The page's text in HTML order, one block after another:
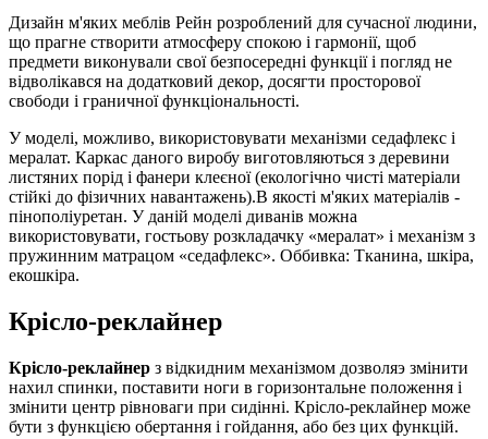
Дизайн м'яких меблів Рейн розроблений для сучасної людини,
що прагне створити атмосферу спокою і гармонії, щоб
предмети виконували свої безпосередні функції і погляд не
відволікався на додатковий декор, досягти просторової
свободи і граничної функціональності.
У моделі, можливо, використовувати механізми седафлекс і
мералат. Каркас даного виробу виготовляються з деревини
листяних порід і фанери клеєної (екологічно чисті матеріали
стійкі до фізичних навантажень).В якості м'яких матеріалів -
пінополіуретан. У даній моделі диванів можна
використовувати, гостьову розкладачку «мералат» і механізм з
пружинним матрацом «седафлекс». Оббивка: Тканина, шкіра,
екошкіра.
Крісло-реклайнер
Крісло-реклайнер з відкидним механізмом дозволяэ змінити
нахил спинки, поставити ноги в горизонтальне положення і
змінити центр рівноваги при сидінні. Крісло-реклайнер може
бути з функцією обертання і гойдання, або без цих функцій.